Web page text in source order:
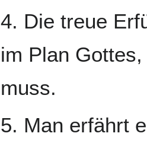
4. Die treue
im Plan
muss.
5. Man erfährt